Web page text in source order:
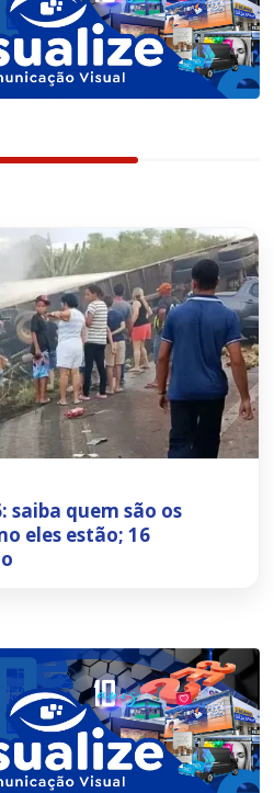
saiba quem são os
eles estão; 16